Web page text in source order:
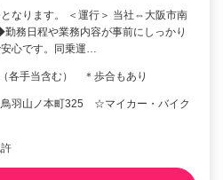
なります。 ＜運行＞ 当社⇔大阪市南
務日程や業務内容が事前にしっかり
心です。同乗運…
各手当含む） ＊歩合もあり
鳥羽山ノ本町325 ☆マイカー・バイク